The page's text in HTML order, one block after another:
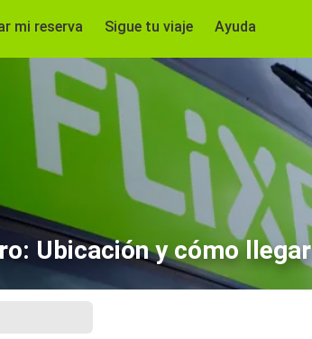
mi reserva Sigue tu viaje Ayuda
Ubicación y cómo llegar